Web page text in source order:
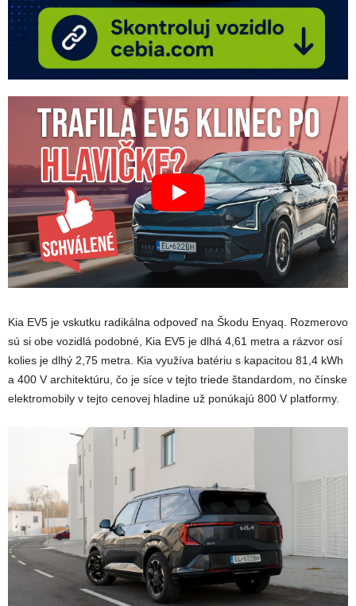
Kia EV5 je vskutku radikálna odpoveď na Škodu Enyaq. Rozmerovo
sú si obe vozidlá podobné, Kia EV5 je dlhá 4,61 metra a rázvor osí
kolies je dlhý 2,75 metra. Kia využíva batériu s kapacitou 81,4 kWh
a 400 V architektúru, čo je síce v tejto triede štandardom, no čínske
elektromobily v tejto cenovej hladine už ponúkajú 800 V platformy.